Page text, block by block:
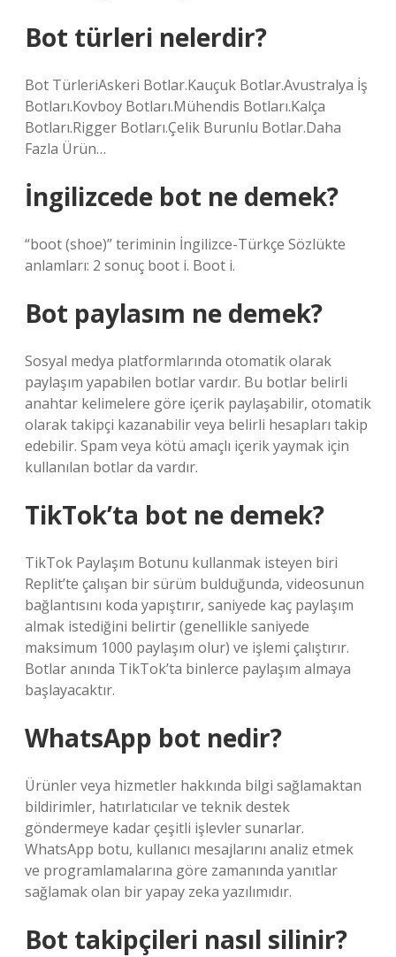
Bot türleri nelerdir?
Bot TürleriAskeri Botlar.Kauçuk Botlar.Avustralya İş
Botları.Kovboy Botları.Mühendis Botları.Kalça
Botları.Rigger Botları.Çelik Burunlu Botlar.Daha
Fazla Ürün…
İngilizcede bot ne demek?
“boot (shoe)” teriminin İngilizce-Türkçe Sözlükte
anlamları: 2 sonuç boot i. Boot i.
Bot paylasım ne demek?
Sosyal medya platformlarında otomatik olarak
paylaşım yapabilen botlar vardır. Bu botlar belirli
anahtar kelimelere göre içerik paylaşabilir, otomatik
olarak takipçi kazanabilir veya belirli hesapları takip
edebilir. Spam veya kötü amaçlı içerik yaymak için
kullanılan botlar da vardır.
TikTok’ta bot ne demek?
TikTok Paylaşım Botunu kullanmak isteyen biri
Replit’te çalışan bir sürüm bulduğunda, videosunun
bağlantısını koda yapıştırır, saniyede kaç paylaşım
almak istediğini belirtir (genellikle saniyede
maksimum 1000 paylaşım olur) ve işlemi çalıştırır.
Botlar anında TikTok’ta binlerce paylaşım almaya
başlayacaktır.
WhatsApp bot nedir?
Ürünler veya hizmetler hakkında bilgi sağlamaktan
bildirimler, hatırlatıcılar ve teknik destek
göndermeye kadar çeşitli işlevler sunarlar.
WhatsApp botu, kullanıcı mesajlarını analiz etmek
ve programlamalarına göre zamanında yanıtlar
sağlamak olan bir yapay zeka yazılımıdır.
Bot takipçileri nasıl silinir?